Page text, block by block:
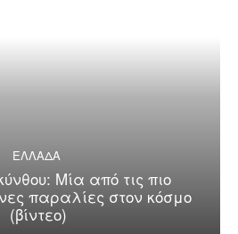
ΕΛΛΑΔΑ
Μία από τις πιο
παραλίες στον κόσμο
(βίντεο)